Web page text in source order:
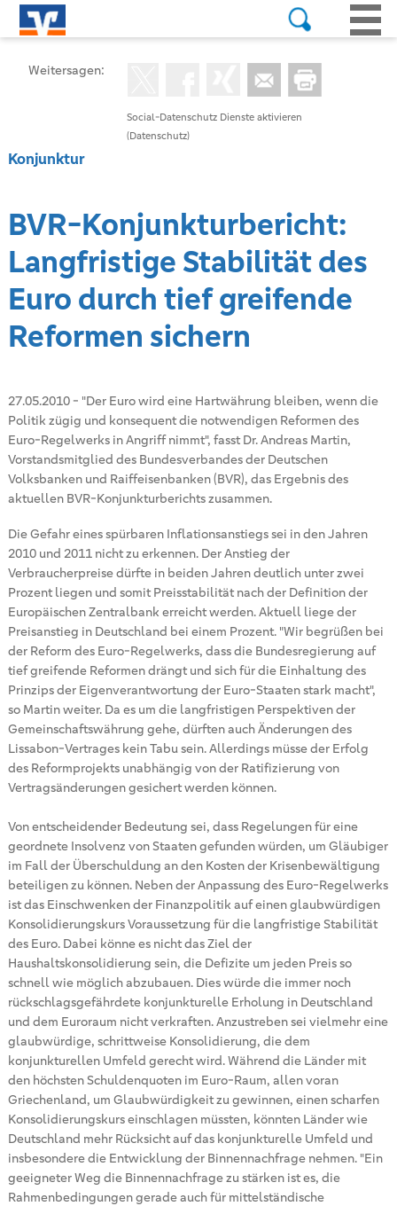
Social-Datenschutz Dienste aktivieren
(Datenschutz)
Weitersagen:
Konjunktur
BVR-Konjunkturbericht:
Langfristige Stabilität des
Euro durch tief greifende
Reformen sichern
27.05.2010- "Der Euro wird eine Hartwährung bleiben, wenn die
Politik zügig und konsequent die notwendigen Reformen des
Euro-Regelwerks in Angriff nimmt", fasst Dr. Andreas Martin,
Vorstandsmitglied des Bundesverbandes der Deutschen
Volksbanken und Raiffeisenbanken (BVR), das Ergebnis des
aktuellen BVR-Konjunkturberichts zusammen.
Die Gefahr eines spürbaren Inflationsanstiegs sei in den Jahren
2010 und 2011 nicht zu erkennen. Der Anstieg der
Verbraucherpreise dürfte in beiden Jahren deutlich unter zwei
Prozent liegen und somit Preisstabilität nach der Definition der
Europäischen Zentralbank erreicht werden. Aktuell liege der
Preisanstieg in Deutschland bei einem Prozent. "Wir begrüßen bei
der Reform des Euro-Regelwerks, dass die Bundesregierung auf
tief greifende Reformen drängt und sich für die Einhaltung des
Prinzips der Eigenverantwortung der Euro-Staaten stark macht",
so Martin weiter. Da es um die langfristigen Perspektiven der
Gemeinschaftswährung gehe, dürften auch Änderungen des
Lissabon-Vertrages kein Tabu sein. Allerdings müsse der Erfolg
des Reformprojekts unabhängig von der Ratifizierung von
Vertragsänderungen gesichert werden können.
Von entscheidender Bedeutung sei, dass Regelungen für eine
geordnete Insolvenz von Staaten gefunden würden, um Gläubiger
im Fall der Überschuldung an den Kosten der Krisenbewältigung
beteiligen zu können. Neben der Anpassung des Euro-Regelwerks
ist das Einschwenken der Finanzpolitik auf einen glaubwürdigen
Konsolidierungskurs Voraussetzung für die langfristige Stabilität
des Euro. Dabei könne es nicht das Ziel der
Haushaltskonsolidierung sein, die Defizite um jeden Preis so
schnell wie möglich abzubauen. Dies würde die immer noch
rückschlagsgefährdete konjunkturelle Erholung in Deutschland
und dem Euroraum nicht verkraften. Anzustreben sei vielmehr eine
glaubwürdige, schrittweise Konsolidierung, die dem
konjunkturellen Umfeld gerecht wird. Während die Länder mit
den höchsten Schuldenquoten im Euro-Raum, allen voran
Griechenland, um Glaubwürdigkeit zu gewinnen, einen scharfen
Konsolidierungskurs einschlagen müssten, könnten Länder wie
Deutschland mehr Rücksicht auf das konjunkturelle Umfeld und
insbesondere die Entwicklung der Binnennachfrage nehmen. "Ein
geeigneter Weg die Binnennachfrage zu stärken ist es, die
Rahmenbedingungen gerade auch für mittelständische